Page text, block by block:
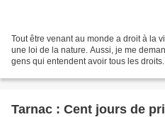
Tout être venant au monde a droit à la
une loi de la nature. Aussi, je me
gens qui entendent avoir tous les droits.
Tarnac : Cent jours de